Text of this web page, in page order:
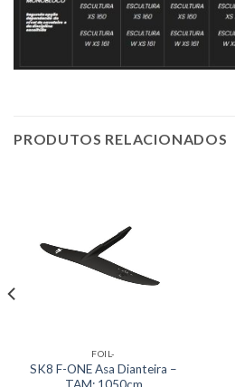
PRODUTOS RELACIONADOS
FOIL-
SK8 F-ONE Asa Dianteira –
TAM: 1050cm